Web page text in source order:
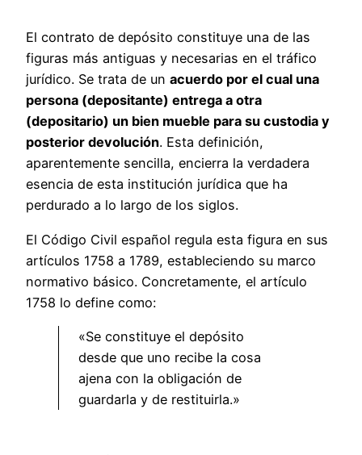
El contrato de depósito constituye una de las
figuras más antiguas y necesarias en el tráfico
jurídico. Se trata de un acuerdo por el cual una
persona (depositante) entrega a otra
(depositario) un bien mueble para su custodia y
posterior devolución. Esta definición,
aparentemente sencilla, encierra la verdadera
esencia de esta institución jurídica que ha
perdurado a lo largo de los siglos.
El Código Civil español regula esta figura en sus
artículos 1758 a 1789, estableciendo su marco
normativo básico. Concretamente, el artículo
1758 lo define como:
«Se constituye el depósito
desde que uno recibe la cosa
ajena con la obligación de
guardarla y de restituirla.»